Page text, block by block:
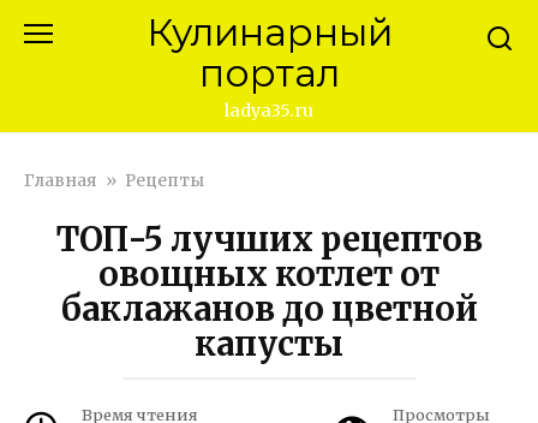
Кулинарный
портал
ladya35.ru
Главная » Рецепты
ТОП-5 лучших рецептов
овощных котлет от
баклажанов до цветной
капусты
Время чтения Просмотры